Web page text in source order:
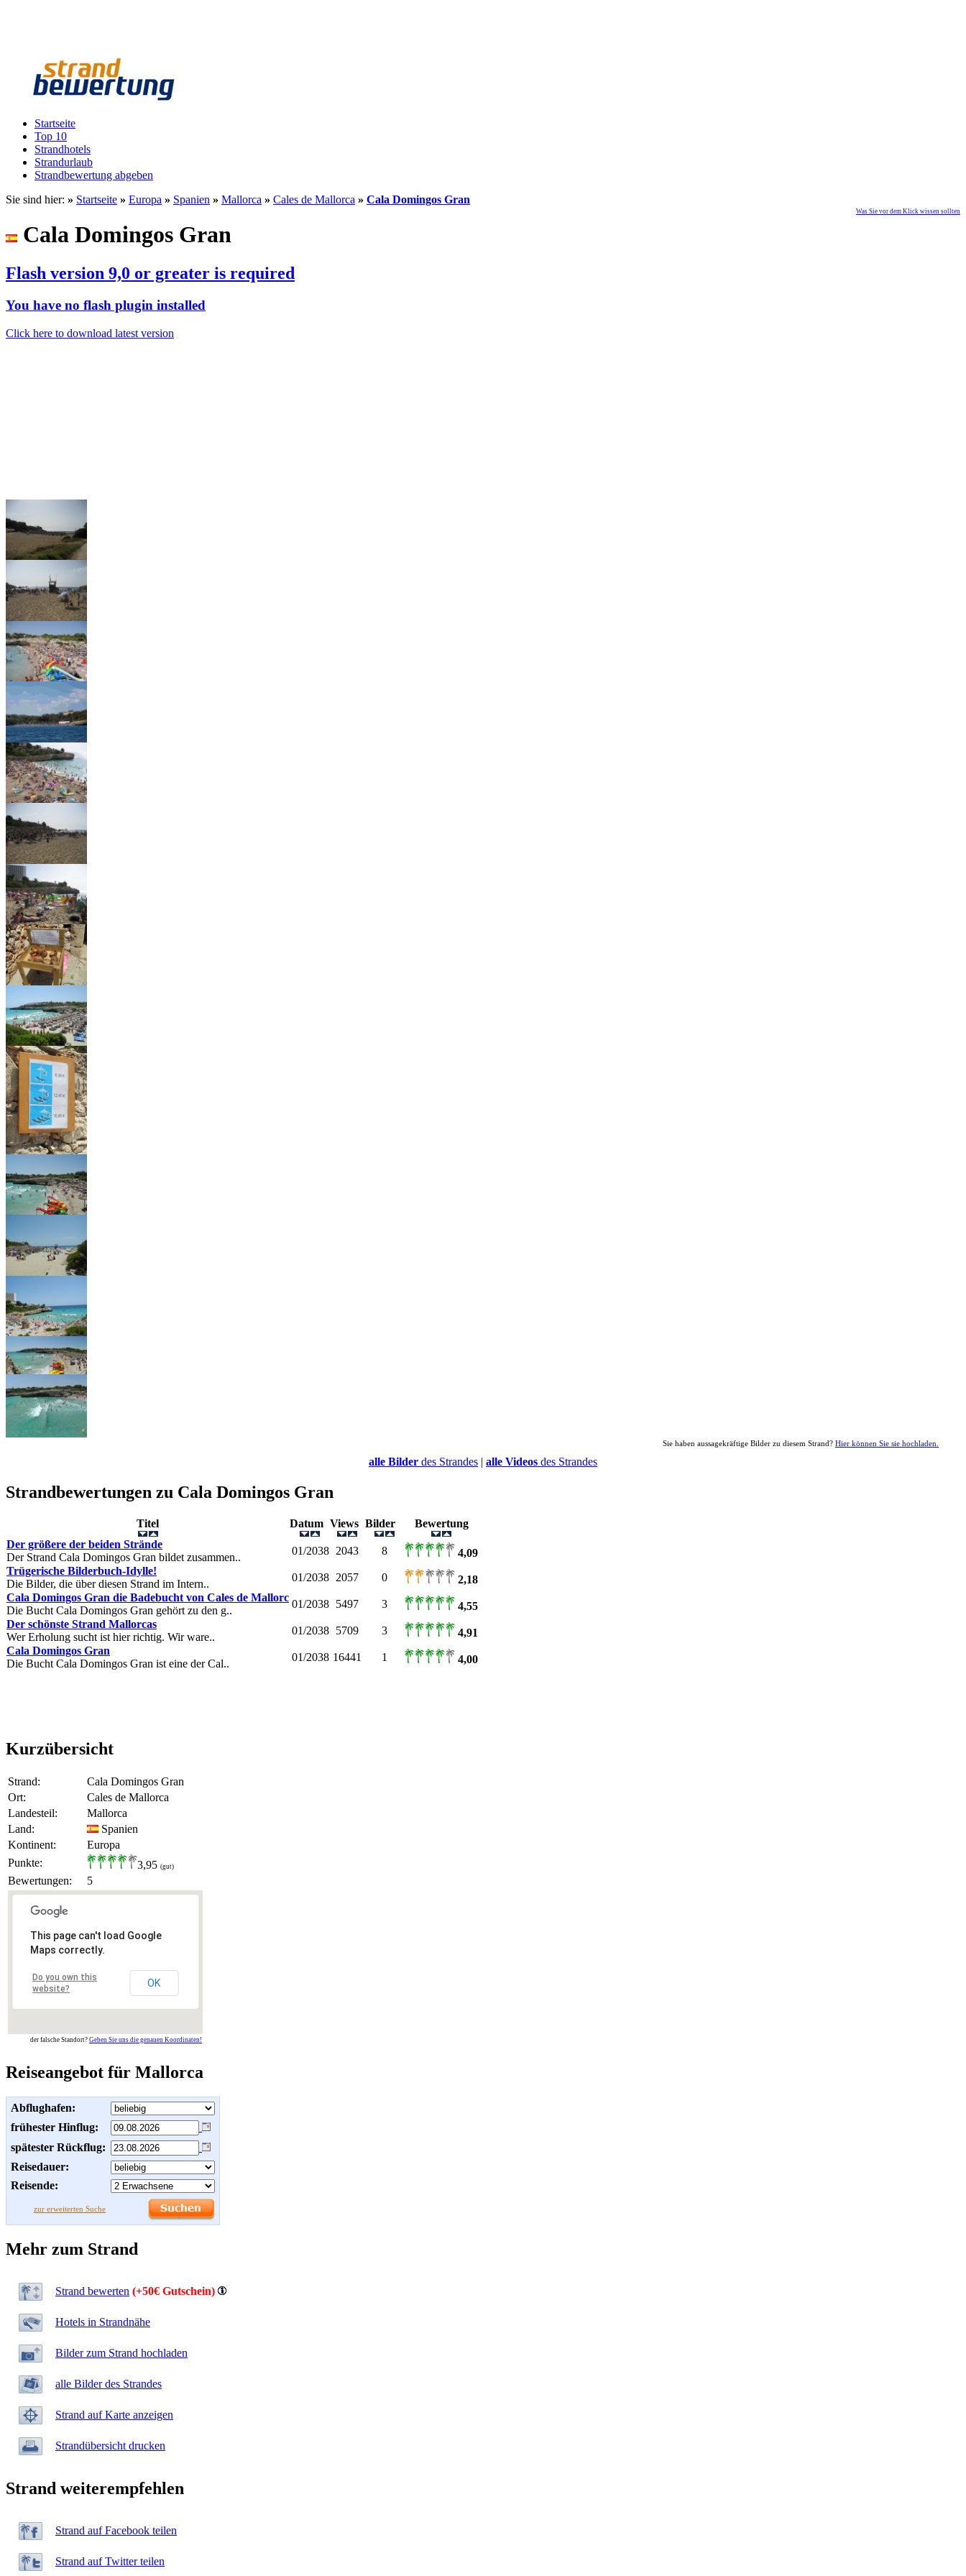
Startseite
Top 10
Strandhotels
Strandurlaub
Strandbewertung abgeben
Was Sie vor dem Klick wissen sollten
Sie sind hier: » Startseite » Europa » Spanien » Mallorca » Cales de Mallorca » Cala Domingos Gran
Cala Domingos Gran
Flash version 9,0 or greater is required
You have no flash plugin installed
Click here to download latest version
Sie haben aussagekräftige Bilder zu diesem Strand? Hier können Sie sie hochladen.
alle Bilder des Strandes | alle Videos des Strandes
Strandbewertungen zu Cala Domingos Gran
Titel Datum Views Bilder
Bewertung
Der größere der beiden Strände
Der Strand Cala Domingos Gran bildet zusammen..
01/2038 2043 8
4,09
Trügerische Bilderbuch-Idylle!
Die Bilder, die über diesen Strand im Intern..
01/2038 2057 0
2,18
Cala Domingos Gran die Badebucht von Cales de Mallorc
Die Bucht Cala Domingos Gran gehört zu den g..
01/2038 5497 3
4,55
Der schönste Strand Mallorcas
Wer Erholung sucht ist hier richtig. Wir ware..
01/2038 5709 3
4,91
Cala Domingos Gran
Die Bucht Cala Domingos Gran ist eine der Cal..
01/2038 16441 1 4,00
Kurzübersicht
Strand:
Cala Domingos Gran
Ort:
Cales de Mallorca
Landesteil:
Mallorca
Land:
Spanien
Kontinent:
Europa
Punkte:
3,95 (gut)
Bewertungen: 5
This page can't load Google
Maps correctly.
Do you own this
website?
OK
der falsche Standort? Geben Sie uns die genauen Koordinaten!
Reiseangebot für Mallorca
Abflughafen:
frühester Hinflug:
spätester Rückflug:
Reisedauer:
Reisende:
zur erweiterten Suche
Mehr zum Strand
Strand bewerten (+50€ Gutschein)
Hotels in Strandnähe
Bilder zum Strand hochladen
alle Bilder des Strandes
Strand auf Karte anzeigen
Strandübersicht drucken
Strand weiterempfehlen
Strand auf Facebook teilen
Strand auf Twitter teilen